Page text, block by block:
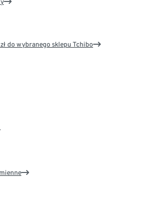
do wybranego sklepu Tchibo